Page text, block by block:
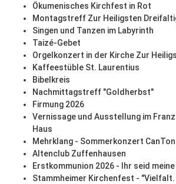
Ökumenisches Kirchfest in Rot
Montagstreff Zur Heiligsten
Singen und Tanzen im Labyrinth
Taizé-Gebet
Orgelkonzert in der Kirche Zur
Kaffeestüble St. Laurentius
Bibelkreis
Nachmittagstreff "Goldherbst"
Firmung 2026
Vernissage und Ausstellung im
Haus
Mehrklang - Sommerkonzert
Altenclub Zuffenhausen
Erstkommunion 2026 - Ihr seid
Stammheimer Kirchenfest - "Vielfalt.